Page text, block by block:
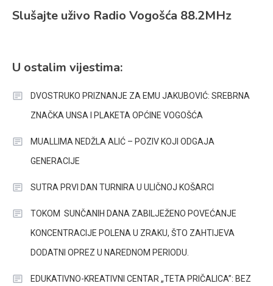
Slušajte uživo Radio Vogošća 88.2MHz
U ostalim vijestima:
DVOSTRUKO PRIZNANJE ZA EMU JAKUBOVIĆ: SREBRNA
ZNAČKA UNSA I PLAKETA OPĆINE VOGOŠĆA
MUALLIMA NEDŽLA ALIĆ – POZIV KOJI ODGAJA
GENERACIJE
SUTRA PRVI DAN TURNIRA U ULIČNOJ KOŠARCI
TOKOM SUNČANIH DANA ZABILJEŽENO POVEĆANJE
KONCENTRACIJE POLENA U ZRAKU, ŠTO ZAHTIJEVA
DODATNI OPREZ U NAREDNOM PERIODU.
EDUKATIVNO-KREATIVNI CENTAR „TETA PRIČALICA”: BEZ